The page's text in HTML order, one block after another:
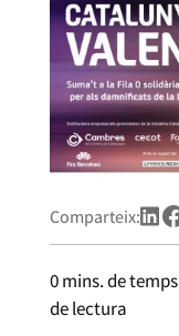
Comparteix:
0mins. de temps
de lectura